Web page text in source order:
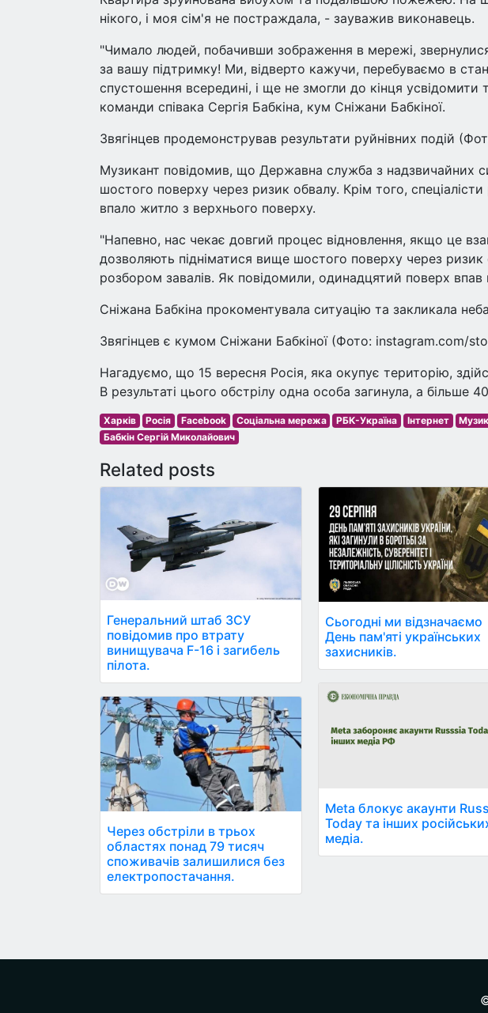
нікого, і моя сім'я не постраждала, - зауважив виконавець.
"Чимало людей, побачивши зображення в мережі,
за вашу підтримку! Ми, відверто кажучи, перебуваємо в
спустошення всередині, і ще не змогли до кінця усвідомити
команди співака Сергія Бабкіна, кум Сніжани Бабкіної.
Звягінцев продемонстрував результати руйнівних подій
Музикант повідомив, що Державна служба з надзвичайних
шостого поверху через ризик обвалу. Крім того,
впало житло з верхнього поверху.
"Напевно, нас чекає довгий процес відновлення, якщо це
дозволяють підніматися вище шостого поверху через
розбором завалів. Як повідомили, одинадцятий поверх
Сніжана Бабкіна прокоментувала ситуацію та закликала
Звягінцев є кумом Сніжани Бабкіної (Фото: instagram.com/
Нагадуємо, що 15 вересня Росія, яка окупує територію,
В результаті цього обстрілу одна особа загинула, а більше
Харків Росія Facebook Соціальна мережа РБК-Україна Інтернет
Бабкін Сергій Миколайович
Related posts
Генеральний штаб ЗСУ
повідомив про втрату
винищувача F-16 і загибель
пілота.
Через обстріли в трьох
областях понад 79 тисяч
споживачів залишилися без
електропостачання.
Сьогодні ми відзначаємо
День пам'яті українських
захисників.
Meta блокує акаунти
Today та інших
медіа.